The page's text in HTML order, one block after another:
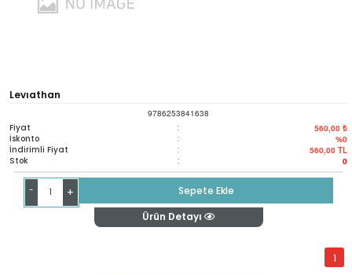
Levıathan
9786253841638
Fiyat : 560,00 ₺
İskonto : %0
İndirimli Fiyat : 560,00 TL
Stok : 0
- +
Sepete Ekle
Ürün Detayı
1